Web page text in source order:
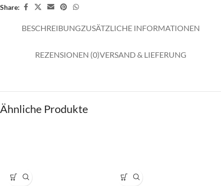
Share:
BESCHREIBUNGZUSÄTZLICHE INFORMATIONEN
REZENSIONEN (0)VERSAND & LIEFERUNG
Ähnliche Produkte